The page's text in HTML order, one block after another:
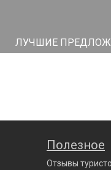
ЛУЧШИЕ
Полезное
Отзывы